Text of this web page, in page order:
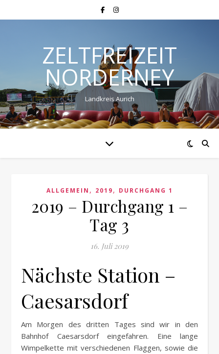
ZELTFREIZEIT
NORDERNEY
Landkreis Aurich
ALLGEMEIN , 2019, DURCHGANG 1
2019 – Durchgang 1 –
Tag 3
16. Juli 2019
Nächste Station –
Caesarsdorf
Am Morgen des dritten Tages sind wir in den
Bahnhof Caesarsdorf eingefahren. Eine lange
Wimpelkette mit verschiedenen Flaggen, sowie die